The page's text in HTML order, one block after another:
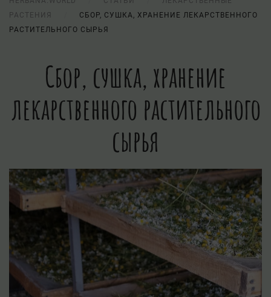
РАСТЕНИЯ
СБОР, СУШКА, ХРАНЕНИЕ ЛЕКАРСТВЕННОГО
РАСТИТЕЛЬНОГО СЫРЬЯ
Сбор, сушка, хранение
лекарственного растительного
сырья